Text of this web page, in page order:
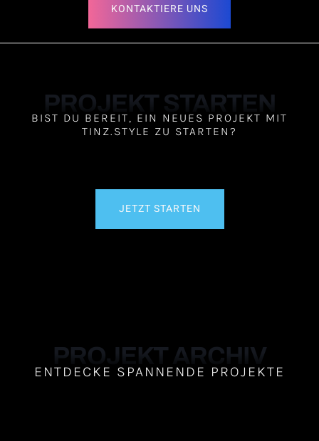
KONTAKTIERE UNS
PROJEKT STARTEN
BIST DU BEREIT, EIN NEUES PROJEKT MIT
TINZ.STYLE ZU STARTEN?
JETZT STARTEN
PROJEKT ARCHIV
ENTDECKE SPANNENDE PROJEKTE